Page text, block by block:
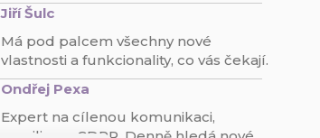
Jiří Šulc
Má pod palcem všechny nové
vlastnosti a funkcionality, co vás čekají.
Ondřej Pexa
Expert na cílenou komunikaci,